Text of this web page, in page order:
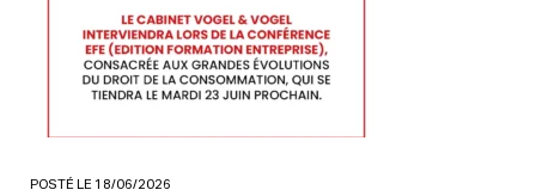
POSTÉ LE 18/06/2026